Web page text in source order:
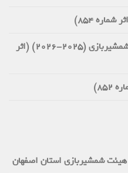
854)
قوانین تکنیکی فدراسیون جهانی شمشیربازی (2025-2026) (اثر
شمشیربازی استان اصفهان